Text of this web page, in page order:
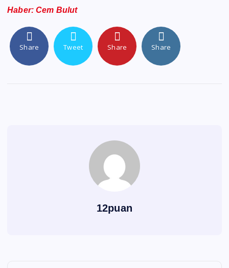
Haber: Cem Bulut
Share Tweet Share Share
12puan